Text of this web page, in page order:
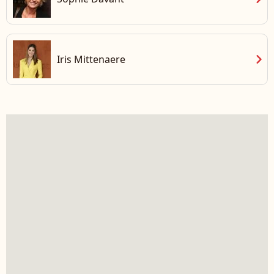
Iris Mittenaere chevron_right